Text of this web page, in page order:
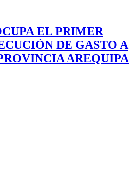
EL PRIMER
DE GASTO A
AREQUIPA